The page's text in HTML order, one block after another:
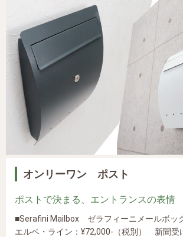
オンリーワン ポスト
ポストで決まる、エントランスの表情
■Serafini Mailbox ゼラフィーニメールボッ
エルベ・ライン：¥72,000-（税別） 新聞受